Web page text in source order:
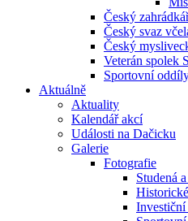
Český
Český svaz
Český
Veterán spolek
Sportovní
Aktuálně
Aktuality
Kalendář akcí
Události na Dačicku
Galerie
Fotografie
Studená
Investiční